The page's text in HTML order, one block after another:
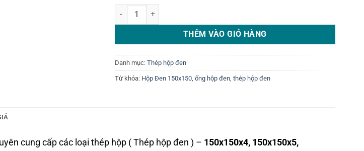
Thép hộp đen 150 x 150 số lượng
THÊM VÀO GIỎ HÀNG
Danh mục: Thép hộp đen
Từ khóa: Hộp Đen 150x150, ống hộp đen, thép hộp đen
cung cấp các loại thép hộp ( Thép hộp đen ) – 150x150x4, 150x150x5,